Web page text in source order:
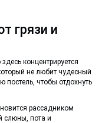
грязи и
концентрируется
не любит чудесный
постель, чтобы отдохнуть
рассадником
слюны, пота и